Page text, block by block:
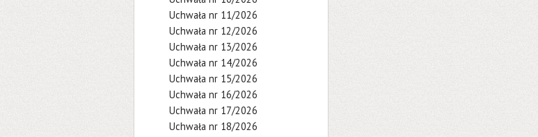
Uchwała nr 11/2026
Uchwała nr 12/2026
Uchwała nr 13/2026
Uchwała nr 14/2026
Uchwała nr 15/2026
Uchwała nr 16/2026
Uchwała nr 17/2026
Uchwała nr 18/2026